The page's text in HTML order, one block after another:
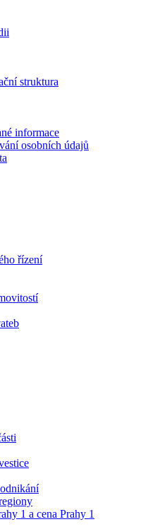
struktura
informace
osobních údajů
řízení
1 a cena Prahy 1